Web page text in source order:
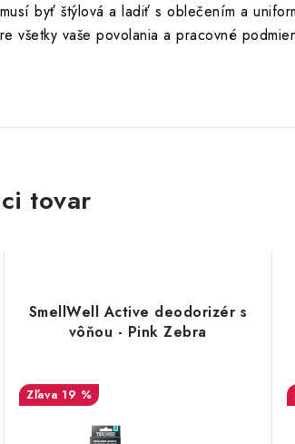
byť štýlová a ladiť s oblečením a
vaše povolania a pracovné
tovar
SmellWell Active deodorizér s
vôňou - Pink Zebra
19 %